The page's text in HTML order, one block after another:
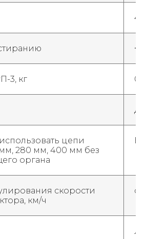
40
<
3, кг
До
цепи
280 мм, 400 мм без
органа
скорости
км/ч
с